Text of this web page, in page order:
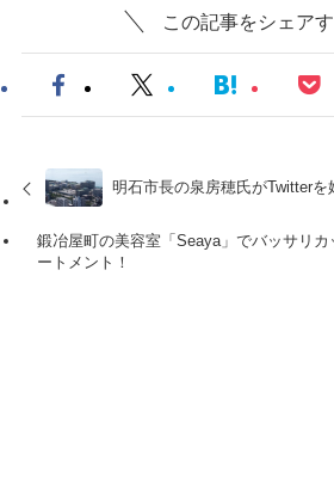
この記事をシェアす
明石市長の泉房穂氏がTwitterを
鍛冶屋町の美容室「Seaya」でバッサリカ
ートメント！